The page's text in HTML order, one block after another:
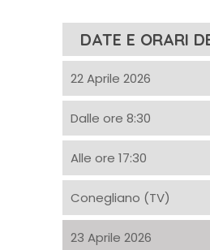
DATE E ORARI
22 Aprile 2026
Dalle ore 8:30
Alle ore 17:30
Conegliano (TV)
23 Aprile 2026